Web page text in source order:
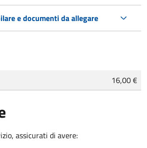
e documenti da allegare
16,00 €
assicurati di avere: